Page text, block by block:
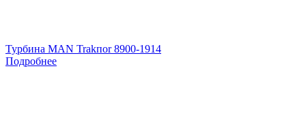
Турбина MAN Trakпоr 8900-1914
Подробнее